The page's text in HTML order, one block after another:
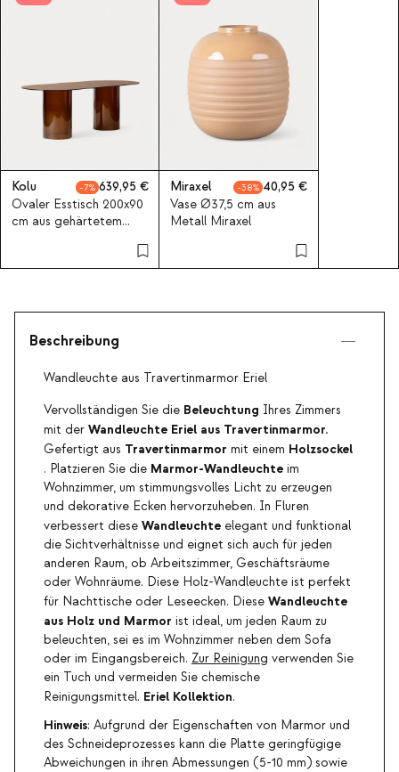
Kolu 7
639,95
Ovaler Esstisch 200x90
cm aus gehärtetem
Miraxel 38
40,95
Vase Ø37,5 cm aus
Metall Miraxel
Beschreibung
Wandleuchte aus Travertinmarmor Eriel
Vervollständigen Sie die Beleuchtung Ihres Zimmers
mit der Wandleuchte Eriel aus Travertinmarmor.
Gefertigt aus Travertinmarmor mit einem Holzsockel
. Platzieren Sie die Marmor-Wandleuchte im
Wohnzimmer, um stimmungsvolles Licht zu erzeugen
und dekorative Ecken hervorzuheben. In Fluren
verbessert diese Wandleuchte elegant und funktional
die Sichtverhältnisse und eignet sich auch für jeden
anderen Raum, ob Arbeitszimmer, Geschäftsräume
oder Wohnräume. Diese Holz-Wandleuchte ist perfekt
für Nachttische oder Leseecken. Diese Wandleuchte
aus Holz und Marmor ist ideal, um jeden Raum zu
beleuchten, sei es im Wohnzimmer neben dem Sofa
oder im Eingangsbereich. Zur Reinigung verwenden Sie
ein Tuch und vermeiden Sie chemische
Reinigungsmittel. Eriel Kollektion.
Hinweis: Aufgrund der Eigenschaften von Marmor und
des Schneideprozesses kann die Platte geringfügige
Abweichungen in ihren Abmessungen (5-10 mm) sowie